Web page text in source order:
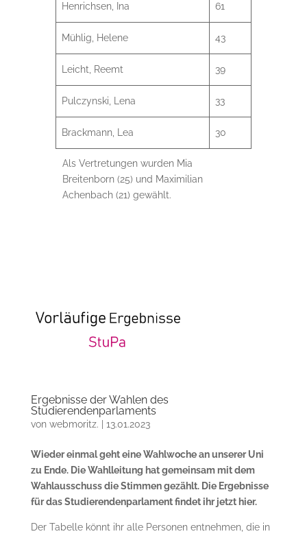
Henrichsen, Ina 61
Mühlig, Helene 43
Leicht, Reemt 39
Pulczynski, Lena 33
Brackmann, Lea 30
Als Vertretungen wurden Mia
Breitenborn (25) und Maximilian
Achenbach (21) gewählt.
Ergebnisse der Wahlen des
Studierendenparlaments
von webmoritz. | 13.01.2023
Wieder einmal geht eine Wahlwoche an unserer Uni
zu Ende. Die Wahlleitung hat gemeinsam mit dem
Wahlausschuss die Stimmen gezählt. Die Ergebnisse
für das Studierendenparlament findet ihr jetzt hier.
Der Tabelle könnt ihr alle Personen entnehmen, die in